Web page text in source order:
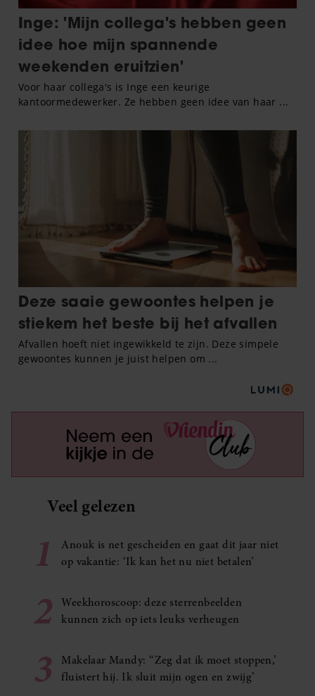
Veel gelezen
1
Anouk is net gescheiden en gaat dit jaar niet
op vakantie: ‘Ik kan het nu niet betalen’
2
Weekhoroscoop: deze sterrenbeelden
kunnen zich op iets leuks verheugen
3
Makelaar Mandy: ‘‘Zeg dat ik moet stoppen,’
fluistert hij. Ik sluit mijn ogen en zwijg’